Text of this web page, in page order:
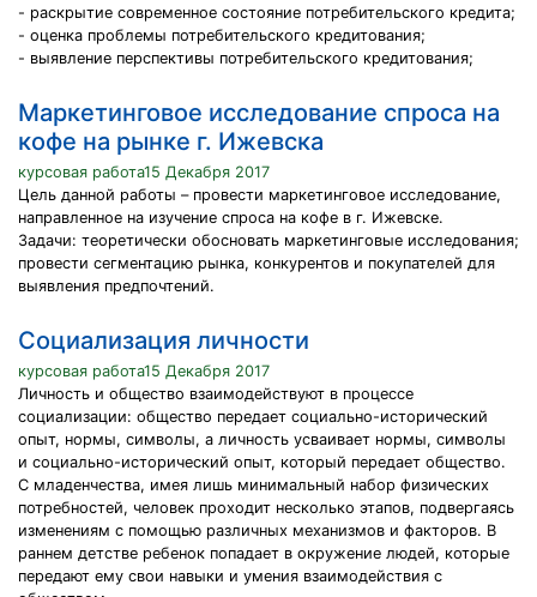
- раскрытие современное состояние потребительского кредита;
- оценка проблемы потребительского кредитования;
- выявление перспективы потребительского кредитования;
Маркетинговое исследование спроса на
кофе на рынке г. Ижевска
курсовая работа15 Декабря 2017
Цель данной работы – провести маркетинговое исследование,
направленное на изучение спроса на кофе в г. Ижевске.
Задачи: теоретически обосновать маркетинговые исследования;
провести сегментацию рынка, конкурентов и покупателей для
выявления предпочтений.
Социализация личности
курсовая работа15 Декабря 2017
Личность и общество взаимодействуют в процессе
социализации: общество передает социально-исторический
опыт, нормы, символы, а личность усваивает нормы, символы
и социально-исторический опыт, который передает общество.
С младенчества, имея лишь минимальный набор физических
потребностей, человек проходит несколько этапов, подвергаясь
изменениям с помощью различных механизмов и факторов. В
раннем детстве ребенок попадает в окружение людей, которые
передают ему свои навыки и умения взаимодействия с